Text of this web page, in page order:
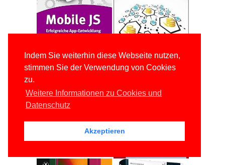
Indem Sie weiterhin diese Webseite nutzen,
stimmen Sie der Verwendung von Cookies
zu.
Weitere Informationen zu Cookies und
Datenschutz
Akzeptieren